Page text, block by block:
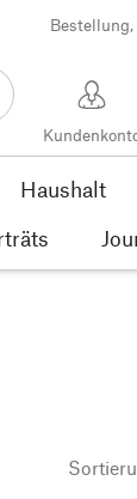
Haushalt